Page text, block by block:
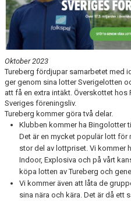
Oktober 2023
Tureberg fördjupar samarbetet med
ger genom sina lotter Sverigelotten
att få en extra intäkt. Överskottet hos
Sveriges föreningsliv.
Tureberg kommer göra två delar.
Klubben kommer ha Bingolotter
Det är en mycket populär lott för
stor del av lottpriset. Vi kommer
Indoor, Explosiva och på vårt
köpa lotten av Tureberg och
Vi kommer även att låta de
sina nära och kära. Det är då ett